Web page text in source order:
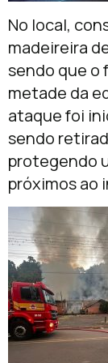
No local,
madeireira
sendo que o
metade da
ataque foi
sendo
protegendo
próximos ao